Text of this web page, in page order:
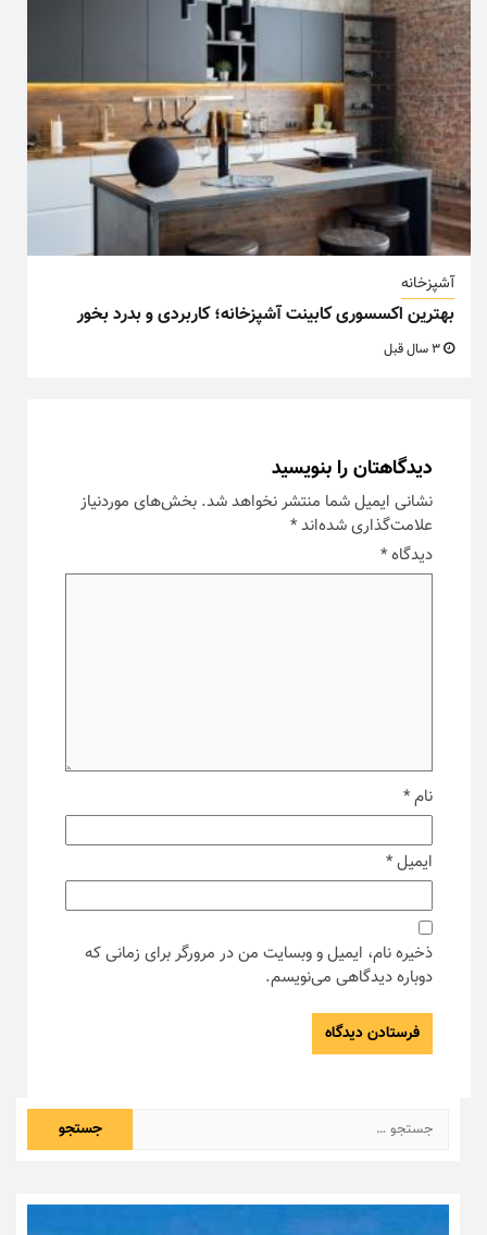
آشپزخانه
بهترین اکسسوری کابینت آشپزخانه؛ کاربردی و بدرد بخور
دیدگاهتان را بنویسید
نشانی ایمیل شما منتشر نخواهد شد. بخش‌های موردنیاز
علامت‌گذاری شده‌اند*
دیدگاه*
نام*
ایمیل*
ذخیره نام، ایمیل و وبسایت من در مرورگر برای زمانی که
دوباره دیدگاهی می‌نویسم.
جستجو
برای: